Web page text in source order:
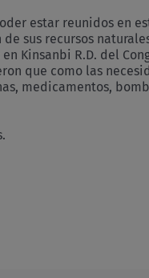
estar reunidos
sus recursos
R.D. del
que como las
medicamentos,